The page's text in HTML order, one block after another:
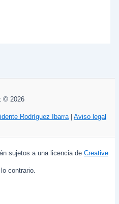
© 2026
Rodríguez Ibarra| Aviso legal
sujetos a una licencia de Creative
contrario.